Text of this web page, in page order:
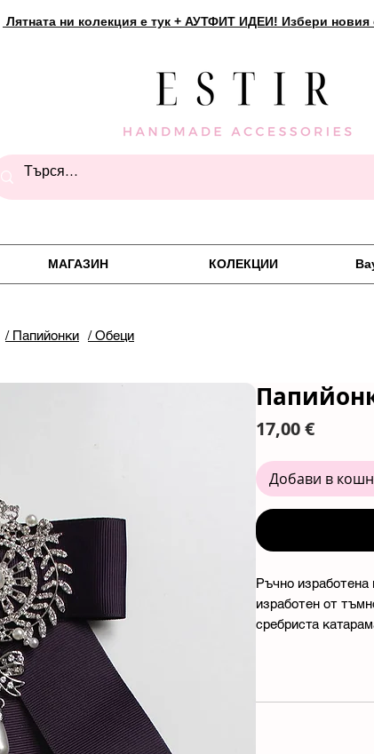
Лятната ни колекция е тук + АУТФИТ ИДЕИ! Избери новия
МАГАЗИН КОЛЕКЦИИ
/ Папийонки / Обеци
17,00 €Цена
Добави в
Ръчно изработена
изработен от
сребриста